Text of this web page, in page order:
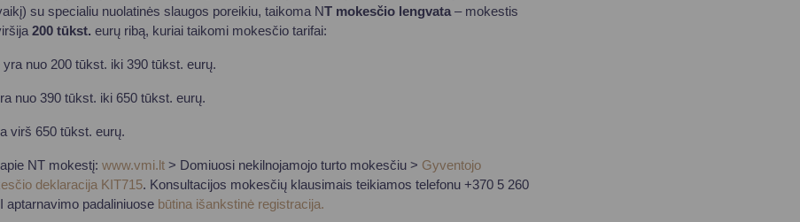
su specialiu nuolatinės slaugos poreikiu, taikoma NT mokesčio lengvata – mokestis
200 tūkst. eurų ribą, kuriai taikomi mokesčio tarifai:
yra nuo 200 tūkst. iki 390 tūkst. eurų.
nuo 390 tūkst. iki 650 tūkst. eurų.
virš 650 tūkst. eurų.
NT mokestį: www.vmi.lt > Domiuosi nekilnojamojo turto mokesčiu > Gyventojo
deklaracija KIT715. Konsultacijos mokesčių klausimais teikiamos telefonu +370 5 260
aptarnavimo padaliniuose būtina išankstinė registracija.